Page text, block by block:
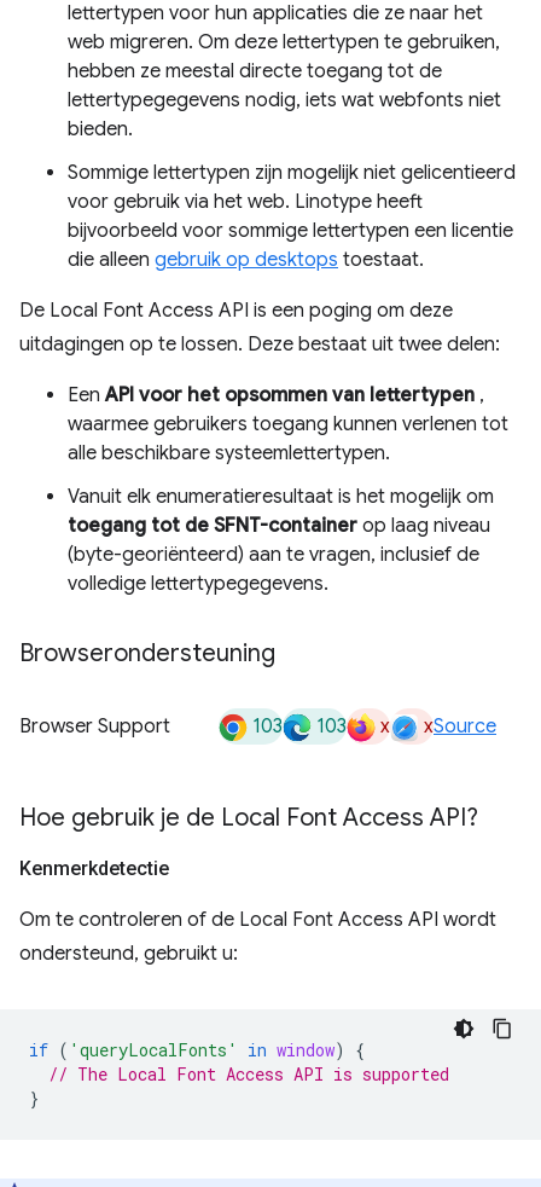
lettertypen voor hun applicaties die ze naar het
web migreren. Om deze lettertypen te gebruiken,
hebben ze meestal directe toegang tot de
lettertypegegevens nodig, iets wat webfonts niet
bieden.
Sommige lettertypen zijn mogelijk niet gelicentieerd
voor gebruik via het web. Linotype heeft
bijvoorbeeld voor sommige lettertypen een licentie
die alleen gebruik op desktops toestaat.
De Local Font Access API is een poging om deze
uitdagingen op te lossen. Deze bestaat uit twee delen:
EenAPI voor het opsommen van lettertypen ,
waarmee gebruikers toegang kunnen verlenen tot
alle beschikbare systeemlettertypen.
Vanuit elk enumeratieresultaat is het mogelijk om
toegang tot de SFNT-container op laag niveau
(byte-georiënteerd) aan te vragen, inclusief de
volledige lettertypegegevens.
Browserondersteuning
Browser Support 103 103 x xSource
Hoe gebruik je de Local Font Access API?
Kenmerkdetectie
Om te controleren of de Local Font Access API wordt
ondersteund, gebruikt u:
if ( 'queryLocalFonts' in window)
{
// The Local Font Access API is supported
}